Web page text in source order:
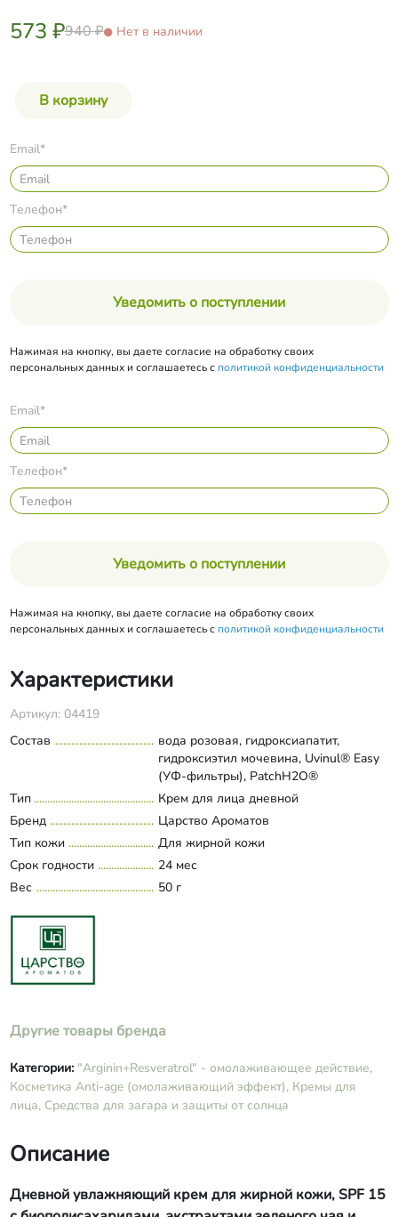
573 ₽940 ₽ Нет в наличии
Email*
Телефон*
Уведомить о поступлении
Нажимая на кнопку, вы даете согласие на обработку своих
персональных данных и соглашаетесь с политикой конфиденциальности
Email*
Телефон*
Уведомить о поступлении
Нажимая на кнопку, вы даете согласие на обработку своих
персональных данных и соглашаетесь с политикой конфиденциальности
Характеристики
Артикул: 04419
Состав
вода розовая, гидроксиапатит,
гидроксиэтил мочевина, Uvinul® Easy
(УФ-фильтры), PatchH2O®
(комбинация биополисахаридов),
аммониум акрилоилдиметилтаурат,
акриловый сополимер, аргинин,
ресвератрол, таурин, экстракты
зеленого чая и розмарина, аллантоин,
Д-пантенол, витамин-Е, кислота
Развернуть состав
Тип
Крем для лица дневной
Бренд
Царство Ароматов
Тип кожи
Для жирной кожи
Срок годности
24 мес
Вес
50 г
Другие товары бренда
Категории: "Arginin+Resveratrol" - омолаживающее действие​,
Косметика Anti-age (омолаживающий эффект), Кремы для
лица, Средства для загара и защиты от солнца
Описание
Дневной увлажняющий крем для жирной кожи, SPF 15